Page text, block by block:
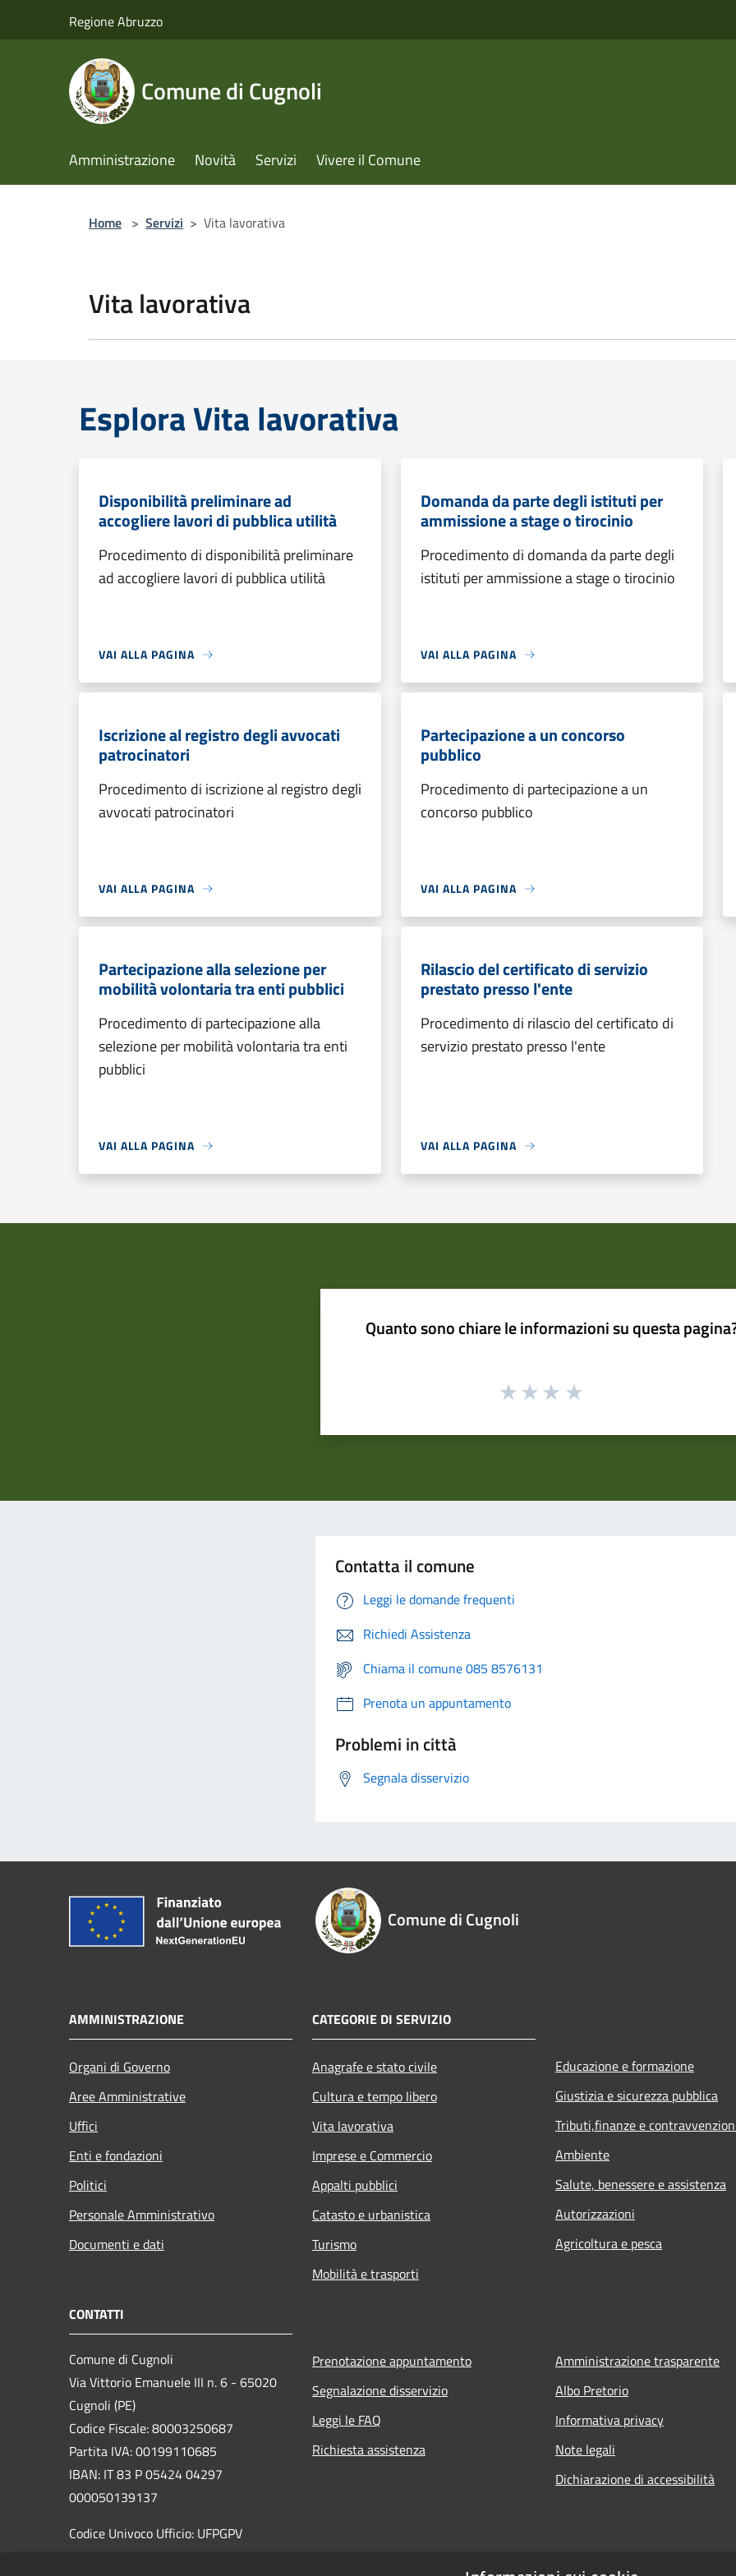
Regione Abruzzo
Comune di Cugnoli
Amministrazione Novità Servizi Vivere il Comune
Home > Servizi > Vita lavorativa
Vita lavorativa
Esplora Vita lavorativa
Disponibilità preliminare ad
accogliere lavori di pubblica utilità
Procedimento di disponibilità preliminare
ad accogliere lavori di pubblica utilità
VAI ALLA PAGINA
Domanda da parte degli istituti per
ammissione a stage o tirocinio
Procedimento di domanda da parte degli
istituti per ammissione a stage o tirocinio
VAI ALLA PAGINA
Iscrizione al registro degli avvocati
patrocinatori
Procedimento di iscrizione al registro degli
avvocati patrocinatori
VAI ALLA PAGINA
Partecipazione a un concorso
pubblico
Procedimento di partecipazione a un
concorso pubblico
VAI ALLA PAGINA
Partecipazione alla selezione per
mobilità volontaria tra enti pubblici
Procedimento di partecipazione alla
selezione per mobilità volontaria tra enti
pubblici
VAI ALLA PAGINA
Rilascio del certificato di servizio
prestato presso l'ente
Procedimento di rilascio del certificato di
servizio prestato presso l'ente
VAI ALLA PAGINA
Quanto sono chiare le informazioni su questa
Contatta il comune
Leggi le domande frequenti
Richiedi Assistenza
Chiama il comune 085 8576131
Prenota un appuntamento
Problemi in città
Segnala disservizio
Comune di Cugnoli
AMMINISTRAZIONE
Organi di Governo
Aree Amministrative
Uffici
Enti e fondazioni
Politici
Personale Amministrativo
Documenti e dati
CATEGORIE DI SERVIZIO
Anagrafe e stato civile
Cultura e tempo libero
Vita lavorativa
Imprese e Commercio
Appalti pubblici
Catasto e urbanistica
Turismo
Mobilità e trasporti
Educazione e formazione
Giustizia e sicurezza pubblica
Tributi,finanze e
Ambiente
Salute, benessere e assistenza
Autorizzazioni
Agricoltura e pesca
CONTATTI
Comune di Cugnoli
Via Vittorio Emanuele III n. 6 - 65020
Cugnoli (PE)
Codice Fiscale: 80003250687
Partita IVA: 00199110685
IBAN: IT 83 P 05424 04297
000050139137
Codice Univoco Ufficio: UFPGPV
Prenotazione appuntamento
Segnalazione disservizio
Leggi le FAQ
Richiesta assistenza
Amministrazione trasparente
Albo Pretorio
Informativa privacy
Note legali
Dichiarazione di accessibilità